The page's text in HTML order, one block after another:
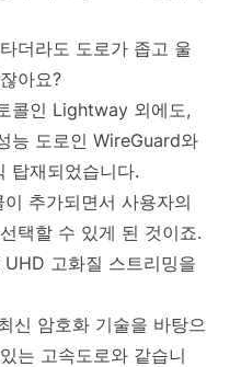
더라도 도로가 좁고 울
아요?
콜인 Lightway 외에도,
능 도로인 WireGuard와
탑재되었습니다.
추가되면서 사용자의
택할 수 있게 된 것이죠.
고화질 스트리밍을
신 암호화 기술을 바탕으
는 고속도로와 같습니